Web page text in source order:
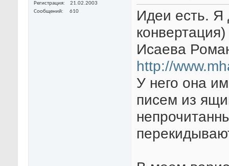
Регистрация
21.02.2003
Сообщений
610
Идеи есть. Я
Исаева
http://
У него она
писем из